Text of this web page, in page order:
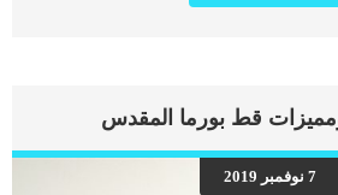
وتتكرر الاستمالة او الدوران حول الذيل سلوكيات
بالشيخوخة ولكنه يمكن ان يبدأ ظهوره مبكرًا ، حوالي 12 إلى 24 شهرًا من العمر ، حيث
المفرطةتكرار الافعال بشكل مبالغ فيهمطاردة الذيل
قط بورما المقدس
7 نوفمبر 2019